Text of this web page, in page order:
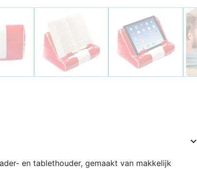

en tablethouder, gemaakt van makkelijk